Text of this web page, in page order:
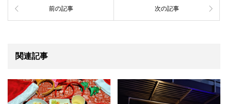
前の記事 次の記事
関連記事